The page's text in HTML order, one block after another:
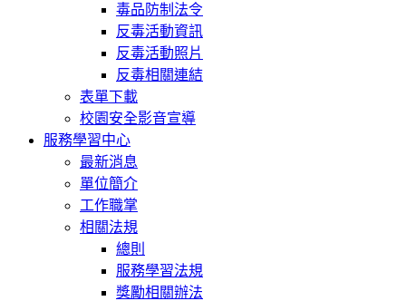
毒品防制法令
反毒活動資訊
反毒活動照片
反毒相關連結
表單下載
校園安全影音宣導
服務學習中心
最新消息
單位簡介
工作職掌
相關法規
總則
服務學習法規
獎勵相關辦法